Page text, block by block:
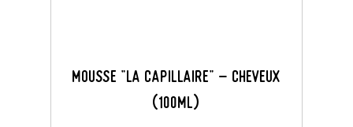
MOUSSE "LA CAPILLAIRE" - CHEVEUX
(100ML)